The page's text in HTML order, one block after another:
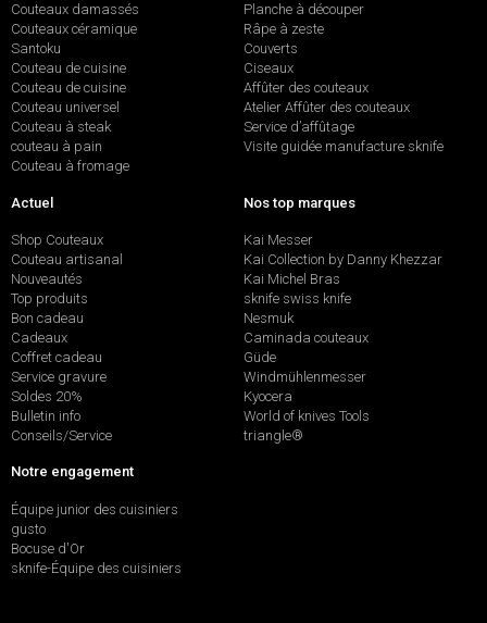
Couteaux damassés
Couteaux céramique
Santoku
Couteau de cuisine
Couteau de cuisine
Couteau universel
Couteau à steak
couteau à pain
Couteau à fromage
Planche à découper
Râpe à zeste
Couverts
Ciseaux
Affûter des couteaux
Atelier Affûter des couteaux
Service d’affûtage
Visite guidée manufacture sknife
Actuel
Shop Couteaux
Couteau artisanal
Nouveautés
Top produits
Bon cadeau
Cadeaux
Coffret cadeau
Service gravure
Soldes 20%
Bulletin info
Conseils/Service
Nos top marques
Kai Messer
Kai Collection by Danny Khezzar
Kai Michel Bras
sknife swiss knife
Nesmuk
Caminada couteaux
Güde
Windmühlenmesser
Kyocera
World of knives Tools
triangle®
Notre engagement
Équipe junior des cuisiniers
gusto
Bocuse d'Or
sknife-Équipe des cuisiniers